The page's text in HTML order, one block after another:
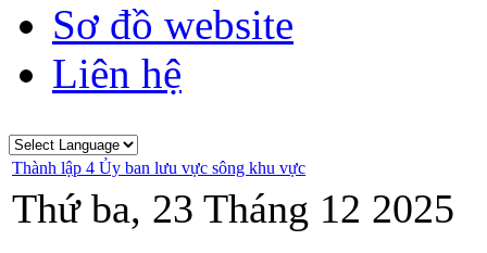
Sơ đồ website
Liên hệ
Thành lập 4 Ủy ban lưu vực sông khu vực
Thứ ba, 23 Tháng 12 2025